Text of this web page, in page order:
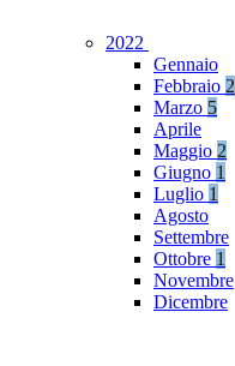
2022
Gennaio
Febbraio 2
Marzo 5
Aprile
Maggio 2
Giugno 1
Luglio 1
Agosto
Settembre
Ottobre 1
Novembre
Dicembre